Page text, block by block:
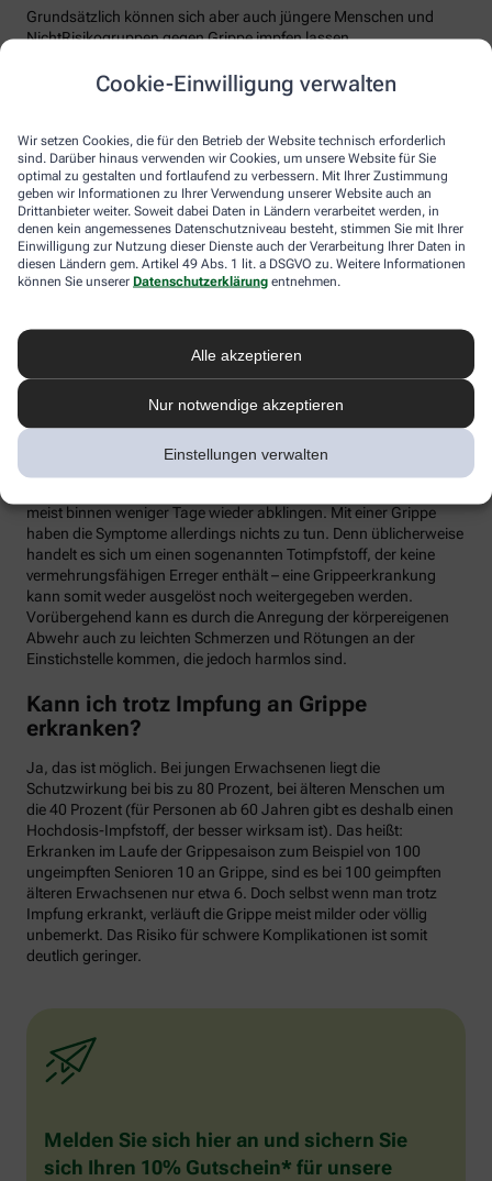
Cookie-Einwilligung verwalten
Wir setzen Cookies, die für den Betrieb der Website technisch erforderlich
sind. Darüber hinaus verwenden wir Cookies, um unsere Website für Sie
optimal zu gestalten und fortlaufend zu verbessern. Mit Ihrer Zustimmung
geben wir Informationen zu Ihrer Verwendung unserer Website auch an
Drittanbieter weiter. Soweit dabei Daten in Ländern verarbeitet werden, in
denen kein angemessenes Datenschutzniveau besteht, stimmen Sie mit Ihrer
Einwilligung zur Nutzung dieser Dienste auch der Verarbeitung Ihrer Daten in
diesen Ländern gem. Artikel 49 Abs. 1 lit. a DSGVO zu. Weitere Informationen
können Sie unserer Datenschutzerklärung entnehmen.
Alle akzeptieren
Nur notwendige akzeptieren
Einstellungen verwalten
Grundsätzlich können sich aber auch jüngere Menschen und
NichtRisikogruppen gegen Grippe impfen lassen.
Der Grippeschutz sollte in der Regel ab Oktober erfolgen und
jährlich erneuert werden. Denn Grippeviren verändern sich
angepasst. Nach der Impfung dauert es etwa 10 bis 14 Tage, bis
der Körper einen ausreichenden Schutz vor einer Ansteckung
aufgebaut hat. Auch eine spätere Impfung zu Beginn des Jahres
ist meist noch sinnvoll.
Wie sicher ist der Impfstoff?
Jeder Grippeimpfstoff, der in Deutschland verwendet wird, muss
muss die Qualität, Wirksamkeit und Verträglichkeit in
wissenschaftlichen Studien nachgewiesen werden. Die Freigabe
erfolgt nach weiteren Prüfungen schließlich durch das Paul-
der Freigabe stetig weiter beobachtet.
Die Grippeimpfung ist in aller Regel gut verträglich. In den ersten
meist binnen weniger Tage wieder abklingen. Mit einer Grippe
haben die Symptome allerdings nichts zu tun. Denn üblicherweise
handelt es sich um einen sogenannten Totimpfstoff, der keine
vermehrungsfähigen Erreger enthält – eine Grippeerkrankung
kann somit weder ausgelöst noch weitergegeben werden.
Vorübergehend kann es durch die Anregung der körpereigenen
Abwehr auch zu leichten Schmerzen und Rötungen an der
Einstichstelle kommen, die jedoch harmlos sind.
Kann ich trotz Impfung an Grippe
erkranken?
Ja, das ist möglich. Bei jungen Erwachsenen liegt die
Schutzwirkung bei bis zu 80 Prozent, bei älteren Menschen um
die 40 Prozent (für Personen ab 60 Jahren gibt es deshalb einen
Hochdosis-Impfstoff, der besser wirksam ist). Das heißt:
Erkranken im Laufe der Grippesaison zum Beispiel von 100
ungeimpften Senioren 10 an Grippe, sind es bei 100 geimpften
älteren Erwachsenen nur etwa 6. Doch selbst wenn man trotz
Impfung erkrankt, verläuft die Grippe meist milder oder völlig
unbemerkt. Das Risiko für schwere Komplikationen ist somit
deutlich geringer.
Melden Sie sich hier an und sichern Sie
sich Ihren 10% Gutschein* für unsere